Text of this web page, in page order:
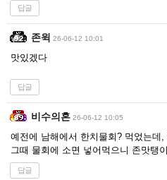
답글
존윅 26-06-12 10:01
맛있겠다
답글
비수의혼 26-06-12 10:05
예전에 남해에서 한치물회? 먹었는데
그때 물회에 소면 넣어먹으니 존맛탱
답글